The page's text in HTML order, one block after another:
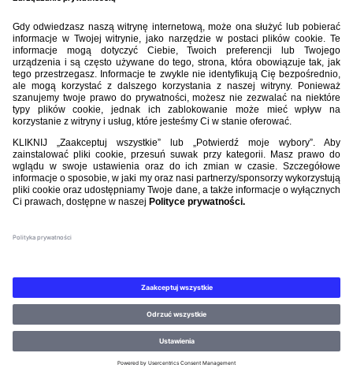
8-8
► Po tym starciu bilans bramkowy polskich
klubów w wyjazdowych meczach 1/64 finału
europejskich pucharów stał się równy: 73-73
► Po tym starciu bilans bramkowy polskich
klubów w wyjazdowych meczach 1/64 finały LE
stał się dodatni: 4-3
► 55. wyjazdowy mecz Legii w europejskich
pucharach ze straconą bramką
WARSZAWA
LIGA EUROPY 2011/2012
ADRIAN WOŹNIAK